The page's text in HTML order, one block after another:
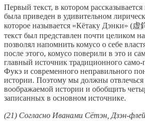
Первый текст, в котором
была приведен в удивительном
которое называется «Кётаку Дэнки» (虚
текст был представлен почти целиком
позволял напомнить комусо о себе
после этого, комусо поверили в это и
главный источник традиционного
Фукэ и современного неправильного
истории. Поэтому мы должны отвлечься
воображаемой истории и обобщить
записанных в основном источнике.
(21) Согласно Иванами Сётэн, Дзэн-